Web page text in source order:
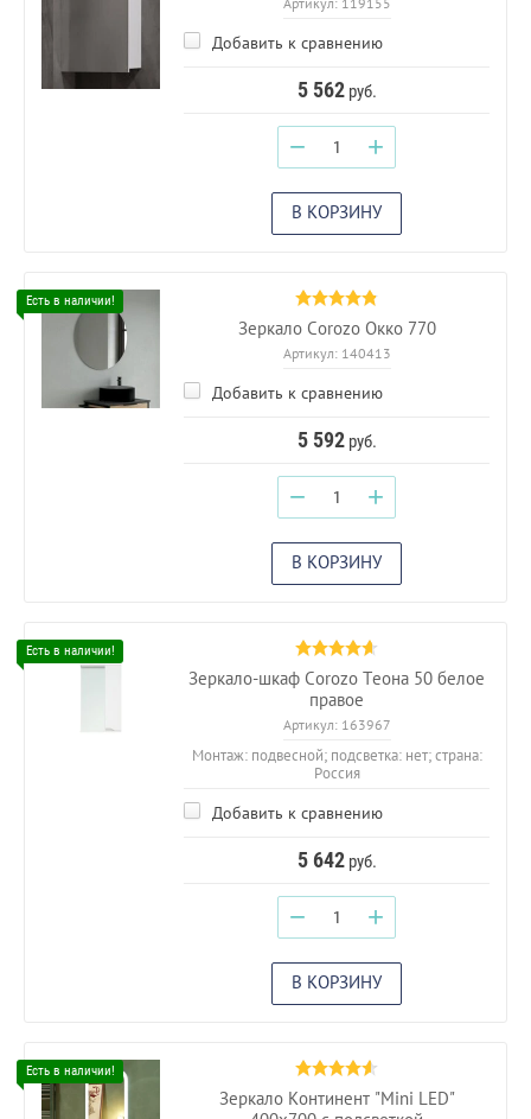
Добавить к сравнению
5 562руб.
− +
В КОРЗИНУ
Зеркало Corozo Окко 770
Артикул:140413
Добавить к сравнению
5 592руб.
− +
В КОРЗИНУ
Зеркало-шкаф Corozo Теона 50 белое
правое
Артикул:163967
Монтаж: подвесной; подсветка: нет; страна:
Россия
Добавить к сравнению
5 642руб.
− +
В КОРЗИНУ
Зеркало Континент "Mini LED"